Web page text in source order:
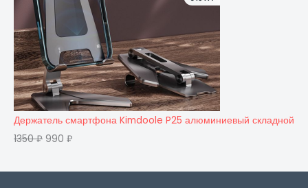
Держатель смартфона Kimdoole P25 алюминиевый складной
1350₽ 990 ₽